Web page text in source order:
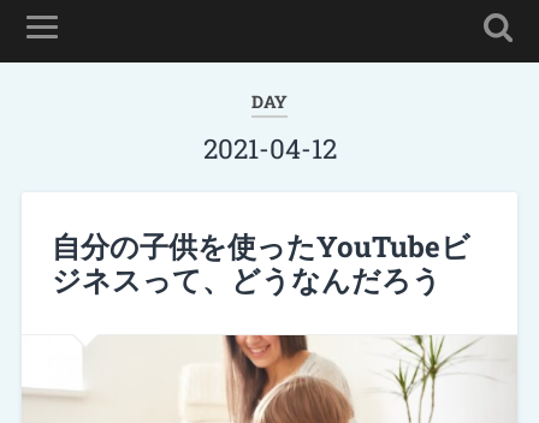
DAY
2021-04-12
自分の子供を使ったYouTubeビ
ジネスって、どうなんだろう